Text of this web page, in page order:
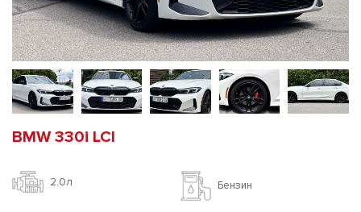
BMW 330i LCI
2.0л Бензин